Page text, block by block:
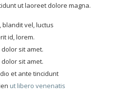
ut laoreet dolore magna.
blandit vel, luctus
id, lorem.
sit amet.
sit amet.
et ante tincidunt
ut libero venenatis